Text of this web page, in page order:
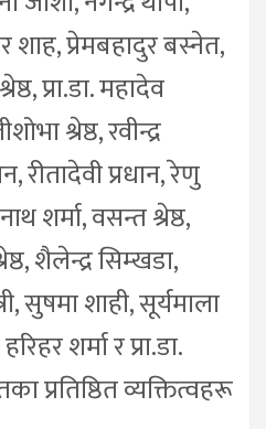
शाह, प्रेमबहादुर बस्नेत,
प्रा.डा. महादेव
श्रेष्ठ, रवीन्द्र
रीतादेवी प्रधान, रेणु
शर्मा, वसन्त श्रेष्ठ,
शैलेन्द्र सिम्खडा,
सुषमा शाही, सूर्यमाला
शर्मा र प्रा.डा.
प्रतिष्ठित व्यक्तित्वहरू